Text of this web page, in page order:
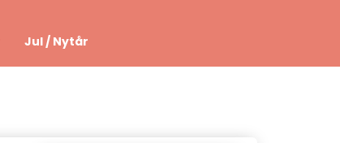
Jul / Nytår